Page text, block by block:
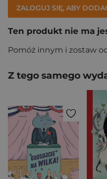
ZALOGUJ SIĘ, ABY
Ten produkt nie ma
Pomóż innym i zostaw
Z tego samego